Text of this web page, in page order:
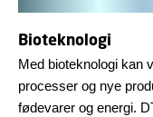
Bioteknologi
Med bioteknologi kan
processer og nye
fødevarer og energi.